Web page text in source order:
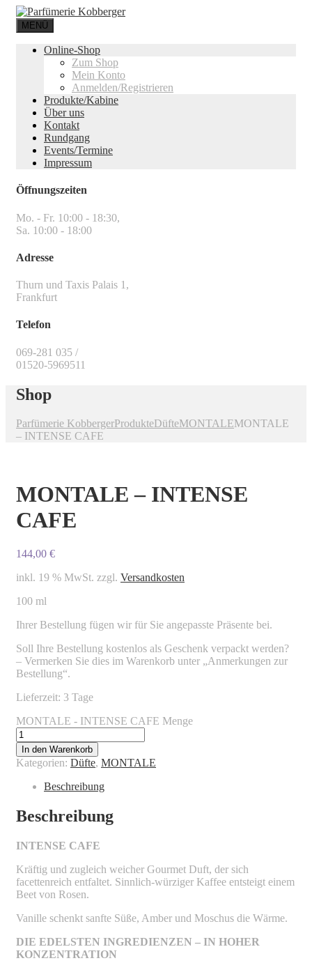
MENÜ
Online-Shop
Zum Shop
Mein Konto
Anmelden/Registrieren
Produkte/Kabine
Über uns
Kontakt
Rundgang
Events/Termine
Impressum
Öffnungszeiten
Mo. - Fr. 10:00 - 18:30,
Sa. 10:00 - 18:00
Adresse
Thurn und Taxis Palais 1,
Frankfurt
Telefon
069-281 035 /
01520-5969511
Shop
Parfümerie KobbergerProdukteDüfteMONTALEMONTALE
– INTENSE CAFE
MONTALE – INTENSE
CAFE
144,00 €
inkl. 19 % MwSt. zzgl. Versandkosten
100 ml
Ihrer Bestellung fügen wir für Sie angepasste Präsente bei.
Soll Ihre Bestellung kostenlos als Geschenk verpackt werden?
– Vermerken Sie dies im Warenkorb unter „Anmerkungen zur
Bestellung“.
Lieferzeit: 3 Tage
MONTALE - INTENSE CAFE Menge
In den Warenkorb
Kategorien: Düfte, MONTALE
Beschreibung
Beschreibung
INTENSE CAFE
Kräftig und zugleich weicher Gourmet Duft, der sich
facettenreich entfaltet. Sinnlich-würziger Kaffee entsteigt einem
Beet von Rosen.
Vanille schenkt sanfte Süße, Amber und Moschus die Wärme.
DIE EDELSTEN INGREDIENZEN – IN HOHER
KONZENTRATION